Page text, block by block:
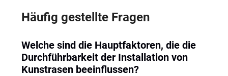
Häufig gestellte Fragen
Welche sind die Hauptfaktoren, die die
Durchführbarkeit der Installation von
Kunstrasen beeinflussen?